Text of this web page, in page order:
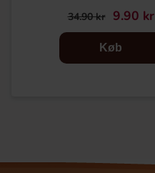
34.90 kr 9.90 kr
Køb